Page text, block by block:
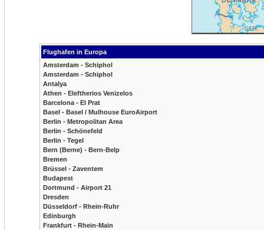
Flughafen in Europa
Amsterdam - Schiphol
Amsterdam - Schiphol
Antalya
Athen - Eleftherios Venizelos
Barcelona - El Prat
Basel - Basel / Mulhouse EuroAirport
Berlin - Metropolitan Area
Berlin - Schönefeld
Berlin - Tegel
Bern (Berne) - Bern-Belp
Bremen
Brüssel - Zaventem
Budapest
Dortmund - Airport 21
Dresden
Düsseldorf - Rhein-Ruhr
Edinburgh
Frankfurt - Rhein-Main